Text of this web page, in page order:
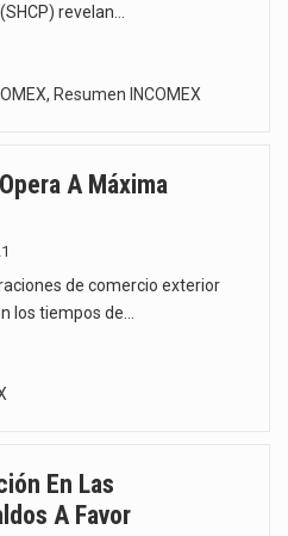
revelan…
, Resumen INCOMEX
A Máxima
de comercio exterior
los tiempos de…
En Las
A Favor